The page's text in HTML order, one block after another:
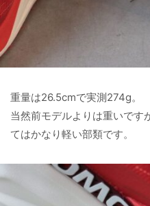
重量は26.5cmで実測274g。
当然前モデルよりは重いです
てはかなり軽い部類です。